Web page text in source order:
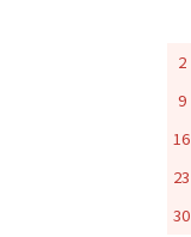
2
9
16
23
30